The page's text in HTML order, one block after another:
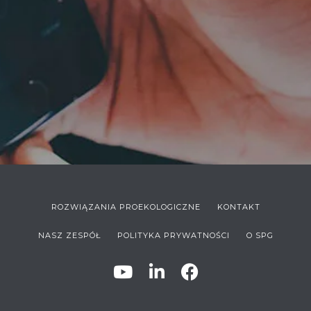
ROZWIĄZANIA PROEKOLOGICZNE KONTAKT
NASZ ZESPÓŁ POLITYKA PRYWATNOŚCI O SPG